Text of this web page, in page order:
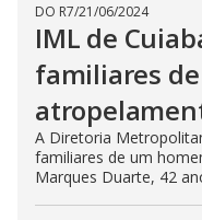
DO R7/21/06/2024
IML de
familiares
A Diretoria
familiares de um
Marques Duarte, 42